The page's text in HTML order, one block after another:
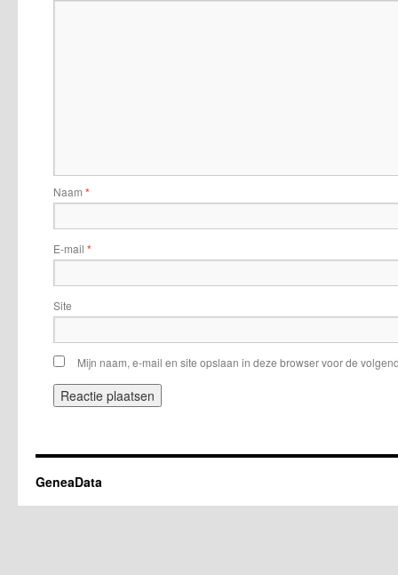
Naam *
E-mail *
Site
Mijn naam, e-mail en site opslaan in deze browser voor de
GeneaData